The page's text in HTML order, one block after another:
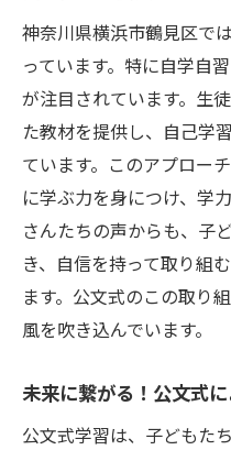
神奈川県横浜市鶴見区で
っています。特に自学自
が注目されています。生
た教材を提供し、自己学
ています。このアプロー
に学ぶ力を身につけ、学
さんたちの声からも、子
き、自信を持って取り組
ます。公文式のこの取り
風を吹き込んでいます。
未来に繋がる！公文式
公文式学習は、子どもた